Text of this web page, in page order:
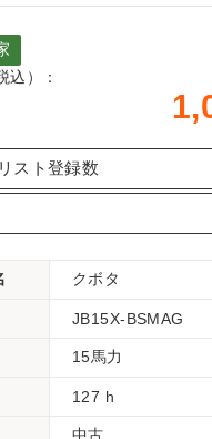
込）：
スト登録数
クボタ
JB15X-BSMAG
15馬力
127 h
中古